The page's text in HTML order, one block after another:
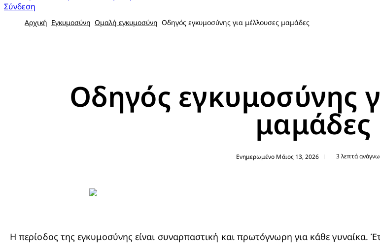
Σύνδεση
Αρχική Εγκυμοσύνη Ομαλή εγκυμοσύνη Οδηγός εγκυμοσύνης για μέλλουσες μαμάδες
Οδηγός εγκυμοσύνης
μαμάδες
Ενημερωμένο Μάιος 13, 2026 | 3 λεπτά
Η περίοδος της εγκυμοσύνης είναι συναρπαστική και πρωτόγνωρη για κάθε γυναίκα.